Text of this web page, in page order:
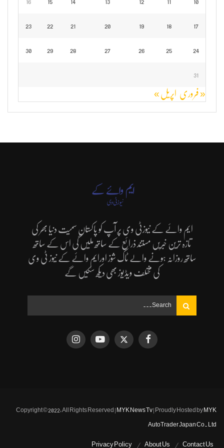
17
18
19
20
21
22
23
24
25
26
27
28
29
30
31
« فروری اپریل »
ایم وائے کے نیوزٹی وی پر آپ کو پاکستان سمیت دنیا بھر کی
تازہ ترین خبریں مستند ذرائع کے ساتھ ملیں گی اس کے ساتھ
ساتھ روزانہ ہونے والے ٹاک شوز اورایم وائے کے نیوز ٹی وی
کی مختلف ویڈیوز بھی دیکھ سکیں گے
Copyright © 2022, All Rights Reserved | MYK News Tv | Proudly Hosted by MYK
AutoTrader Japan Co. Ltd
Contact Us
About Us
Privacy Policy